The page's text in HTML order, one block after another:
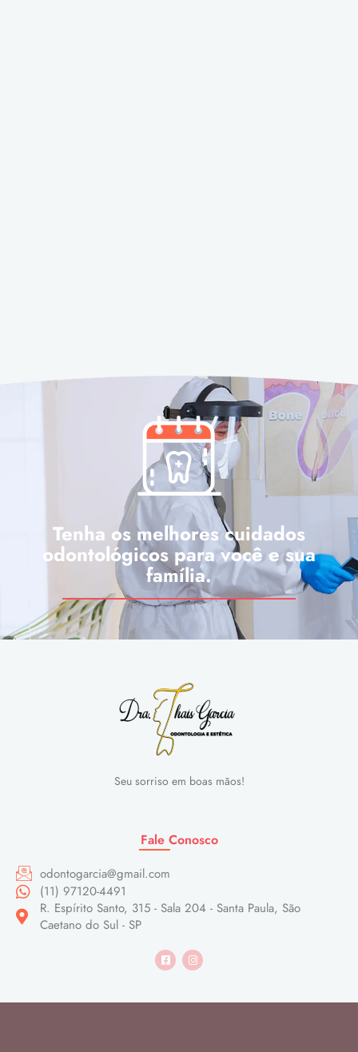
Tenha os melhores cuidados
odontológicos para você e sua
família.
Seu sorriso em boas mãos!
Fale Conosco
odontogarcia@gmail.com
(11) 97120-4491
R. Espírito Santo, 315 - Sala 204 - Santa Paula, São
Caetano do Sul - SP